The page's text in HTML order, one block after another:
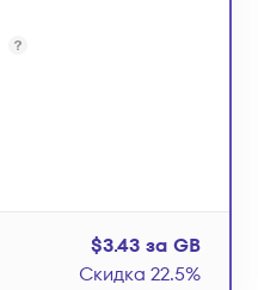
$3.43 за GB
Скидка 22.5%